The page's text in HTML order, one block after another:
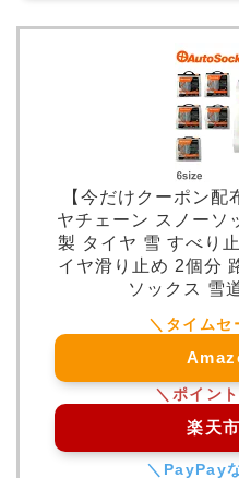
【今だけクーポン配
ヤチェーン スノーソ
製 タイヤ 雪 すべり
イヤ滑り止め 2個分
ソックス 雪
楽天